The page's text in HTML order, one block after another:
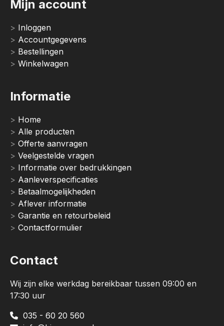
Mijn account
Inloggen
Accountgegevens
Bestellingen
Winkelwagen
Informatie
Home
Alle producten
Offerte aanvragen
Veelgestelde vragen
Informatie over bedrukkingen
Aanleverspecificaties
Betaalmogelijkheden
Aflever informatie
Garantie en retourbeleid
Contactformulier
Contact
Wij zijn elke werkdag bereikbaar tussen 09:00 en
17:30 uur
035 - 60 20 560